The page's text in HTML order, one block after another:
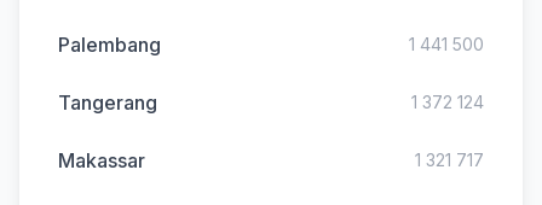
Palembang 1 441 500
Tangerang 1 372 124
Makassar 1 321 717